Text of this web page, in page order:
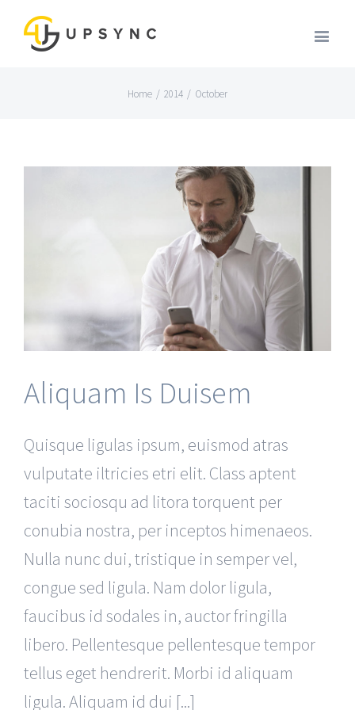
Home / 2014 / October
Aliquam Is Duisem
Quisque ligulas ipsum, euismod atras
vulputate iltricies etri elit. Class aptent
taciti sociosqu ad litora torquent per
conubia nostra, per inceptos himenaeos.
Nulla nunc dui, tristique in semper vel,
congue sed ligula. Nam dolor ligula,
faucibus id sodales in, auctor fringilla
libero. Pellentesque pellentesque tempor
tellus eget hendrerit. Morbi id aliquam
ligula. Aliquam id dui [...]